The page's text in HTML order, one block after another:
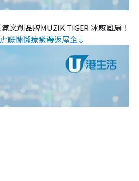
文創品牌MUZIK TIGER 冰感風扇！
嘅慵懶療癒帶返屋企↓